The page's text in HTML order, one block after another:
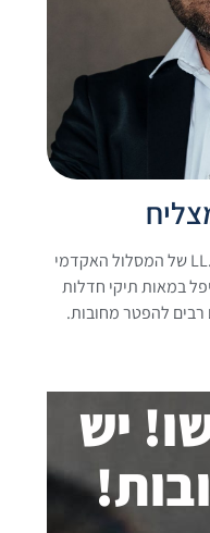
עו"ד עופר מצליח, בוגר משפטים LL.B של המסלול האקדמי
במאות תיקי חדלות
רבים להפטר מחובות.
יש